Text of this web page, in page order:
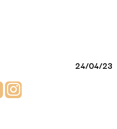
24/04/23
Facebook